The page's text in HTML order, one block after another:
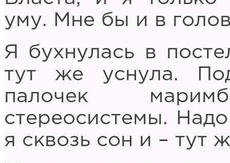
уму. Мне бы и в
Я бухнулась в
тут же уснула.
палочек
стереосистемы.
я сквозь сон и – тут